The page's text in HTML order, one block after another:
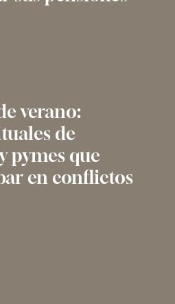
verano:
de
pymes que
en conflictos